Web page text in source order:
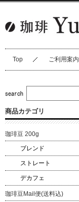
Top ご利用案内
商品カテゴリ
珈琲豆 200g
ブレンド
ストレート
デカフェ
珈琲豆Mail便(送料込)